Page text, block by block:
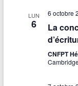
LUN
6
6 octobre
La
CNFPT